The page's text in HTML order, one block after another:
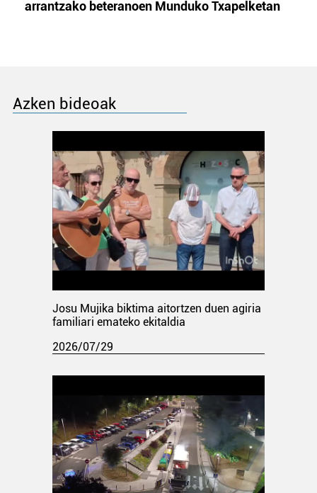
arrantzako beteranoen Munduko Txapelketan
Azken bideoak
Josu Mujika biktima aitortzen duen agiria
familiari emateko ekitaldia
2026/07/29